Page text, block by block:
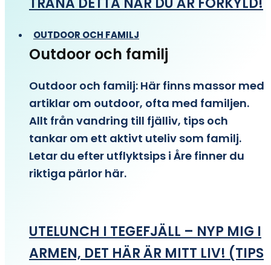
OUTDOOR OCH FAMILJ
Outdoor och familj
Outdoor och familj: Här finns massor med
artiklar om outdoor, ofta med familjen.
Allt från vandring till fjälliv, tips och
tankar om ett aktivt uteliv som familj.
Letar du efter utflyktsips i Åre finner du
riktiga pärlor här.
UTELUNCH I TEGEFJÄLL – NYP MIG I
ARMEN, DET HÄR ÄR MITT LIV! (TIPS